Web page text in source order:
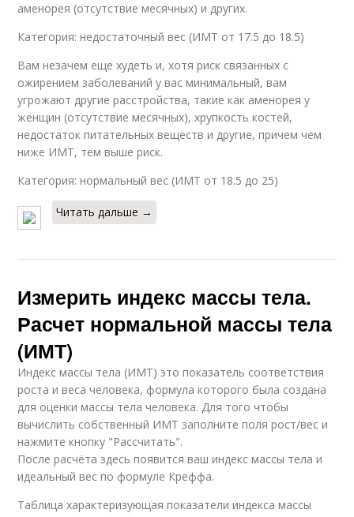
аменорея (отсутствие месячных) и других.
Категория: недостаточный вес (ИМТ от 17.5 до 18.5)
Вам незачем еще худеть и, хотя риск связанных с
ожирением заболеваний у вас минимальный, вам
угрожают другие расстройства, такие как аменорея у
женщин (отсутствие месячных), хрупкость костей,
недостаток питательных веществ и другие, причем чем
ниже ИМТ, тем выше риск.
Категория: нормальный вес (ИМТ от 18.5 до 25)
Читать дальше →
Измерить индекс массы тела.
Расчет нормальной массы тела
(ИМТ)
Индекс массы тела (ИМТ) это показатель соответствия
роста и веса человека, формула которого была создана
для оценки массы тела человека. Для того чтобы
вычислить собственный ИМТ заполните поля рост/вес и
нажмите кнопку "Рассчитать".
После расчёта здесь появится ваш индекс массы тела и
идеальный вес по формуле Креффа.
Таблица характеризующая показатели индекса массы